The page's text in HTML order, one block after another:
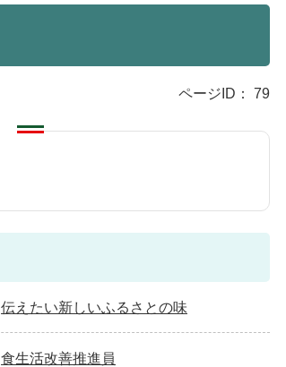
ページID： 79
伝えたい新しいふるさとの味
食生活改善推進員